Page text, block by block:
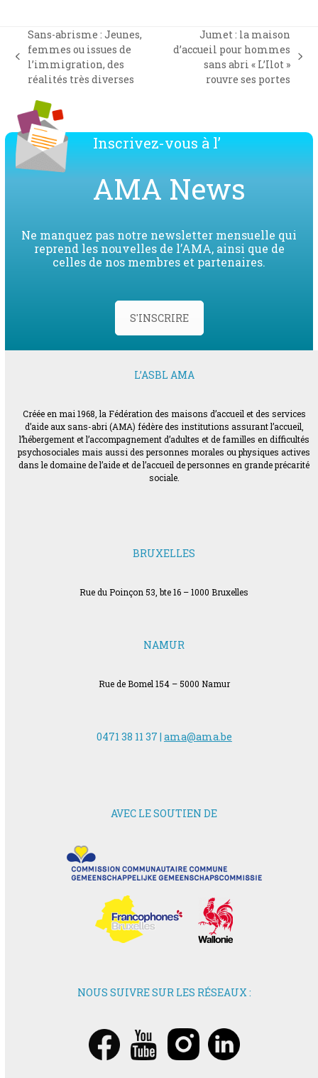
previous
post:
Sans-abrisme : Jeunes,
femmes ou issues de
l’immigration, des
réalités très diverses
Jumet : la maison
d’accueil pour hommes
sans abri « L’Ilot »
rouvre ses portes
Inscrivez-vous à l’
AMA News
Ne manquez pas notre newsletter mensuelle qui
reprend les nouvelles de l’AMA, ainsi que de
celles de nos membres et partenaires.
S'INSCRIRE
L’ASBL AMA
Créée en mai 1968, la Fédération des maisons d’accueil et des services
d’aide aux sans-abri (AMA) fédère des institutions assurant l’accueil,
l’hébergement et l’accompagnement d’adultes et de familles en difficultés
psychosociales mais aussi des personnes morales ou physiques actives
dans le domaine de l’aide et de l’accueil de personnes en grande précarité
sociale.
BRUXELLES
Rue du Poinçon 53, bte 16 – 1000 Bruxelles
NAMUR
Rue de Bomel 154 – 5000 Namur
0471 38 11 37 | ama@ama.be
AVEC LE SOUTIEN DE
NOUS SUIVRE SUR LES RÉSEAUX :